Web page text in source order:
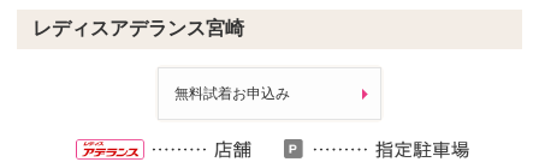
レディスアデランス宮崎
無料試着お申込み